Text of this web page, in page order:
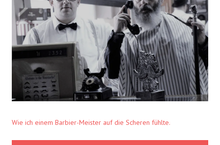
Wie ich einem Barbier-Meister auf die Scheren fühlte.